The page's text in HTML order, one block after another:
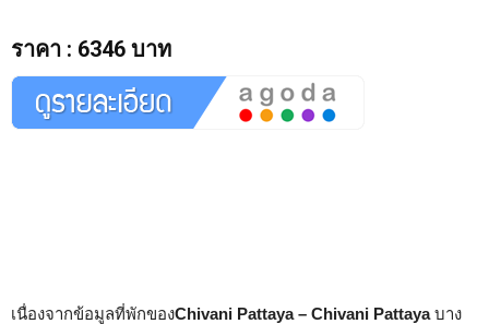
ราคา : 6346 บาท
เนื่องจากข้อมูลที่พักของChivani Pattaya – Chivani Pattayaบาง